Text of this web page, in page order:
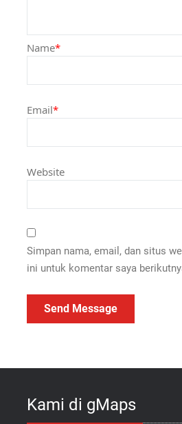
Name*
Email*
Website
Simpan nama, email, dan situs
ini untuk komentar saya
Kami di gMaps